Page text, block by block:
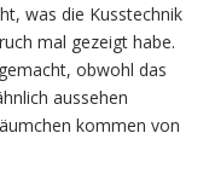
was die Kusstechnik
mal gezeigt habe.
obwohl das
aussehen
kommen von